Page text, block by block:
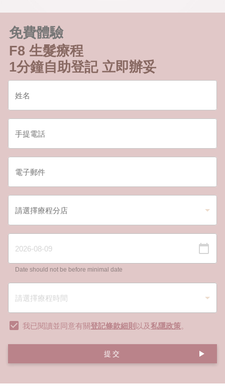
免費體驗
F8 生髮療程
1分鐘自助登記 立即辦妥
Date should not be before minimal date
我已閱讀並同意有關登記條款細則以及私隱政策。
提交